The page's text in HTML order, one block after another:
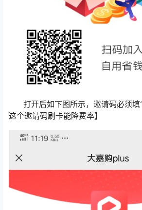
打开后如下图所示，邀请码必须填
这个邀请码刷卡能降费率】